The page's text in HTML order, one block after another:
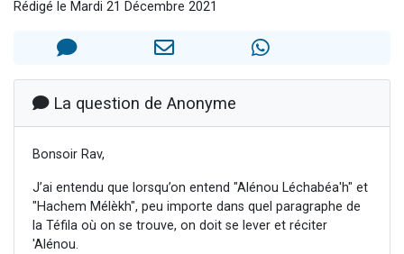
Il reste 49 places pour étudier en groupe sur Zoom
Eva vient de donner son Maasser
Rédigé le Mardi 21 Décembre 2021
La question de Anonyme
Bonsoir Rav,
J’ai entendu que lorsqu’on entend "Alénou Léchabéa'h" et
"Hachem Mélèkh", peu importe dans quel paragraphe de
la Téfila où on se trouve, on doit se lever et réciter
'Alénou.